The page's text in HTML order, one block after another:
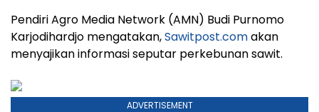
Pendiri Agro Media Network (AMN) Budi Purnomo
Karjodihardjo mengatakan,Sawitpost.comakan
menyajikan informasi seputar perkebunan sawit.
ADVERTISEMENT